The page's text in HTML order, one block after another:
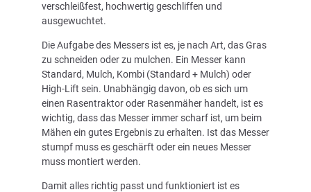
verschleißfest, hochwertig geschliffen und
ausgewuchtet.
Die Aufgabe des Messers ist es, je nach Art, das Gras
zu schneiden oder zu mulchen. Ein Messer kann
Standard, Mulch, Kombi (Standard + Mulch) oder
High-Lift sein. Unabhängig davon, ob es sich um
einen Rasentraktor oder Rasenmäher handelt, ist es
wichtig, dass das Messer immer scharf ist, um beim
Mähen ein gutes Ergebnis zu erhalten. Ist das Messer
stumpf muss es geschärft oder ein neues Messer
muss montiert werden.
Damit alles richtig passt und funktioniert ist es